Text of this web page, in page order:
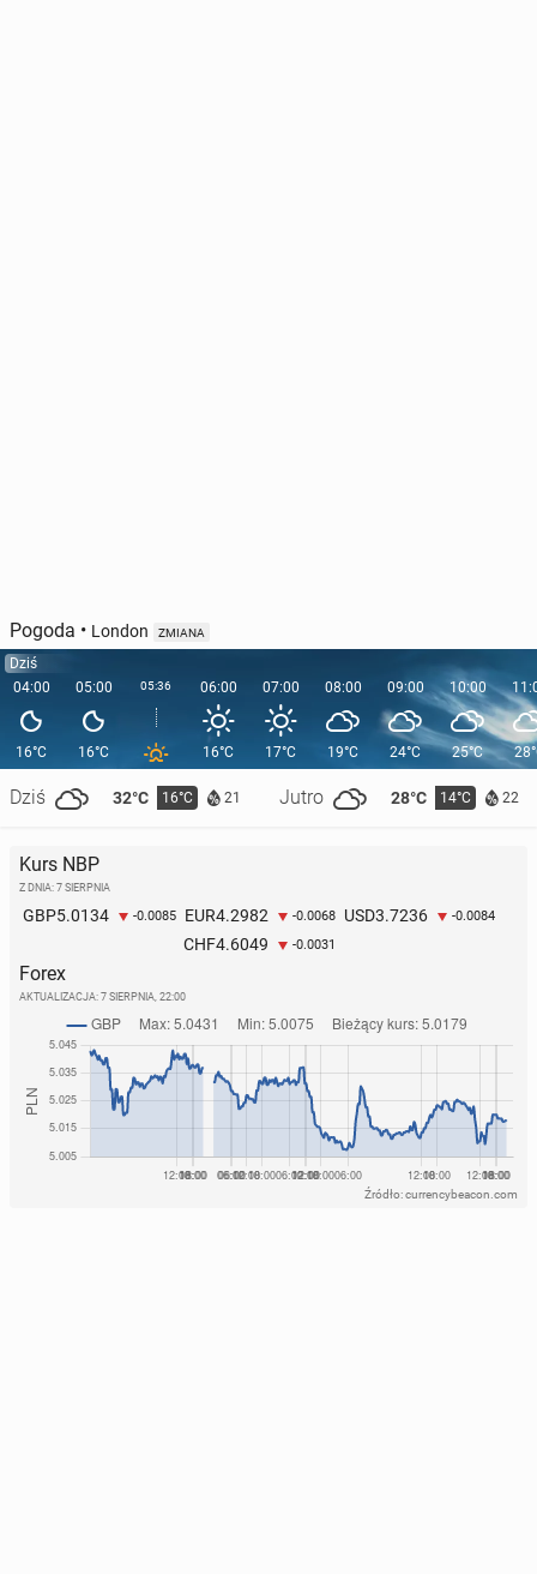
Pogoda • London ZMIANA
Dziś
04:00
16°C
Dziś 32°C 16°C 21 Jutro 28°C 14°C 22
05:00
16°C
05:36 06:00
16°C
07:00
17°C
08:00
19°C
09:00
24°C
10:00
25°C
Kurs NBP
Z DNIA: 7 SIERPNIA
GBP5.0134 -0.0085 EUR4.2982 -0.0068 USD3.7236 -0.0084
CHF4.6049 -0.0031
Forex
AKTUALIZACJA: 7 SIERPNIA, 22:00
Źródło: currencybeacon.com